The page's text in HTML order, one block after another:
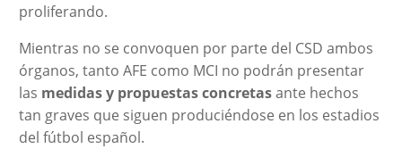
proliferando.
Mientras no se convoquen por parte del CSD ambos
órganos, tanto AFE como MCI no podrán presentar
las medidas y propuestas concretasante hechos
tan graves que siguen produciéndose en los estadios
del fútbol español.